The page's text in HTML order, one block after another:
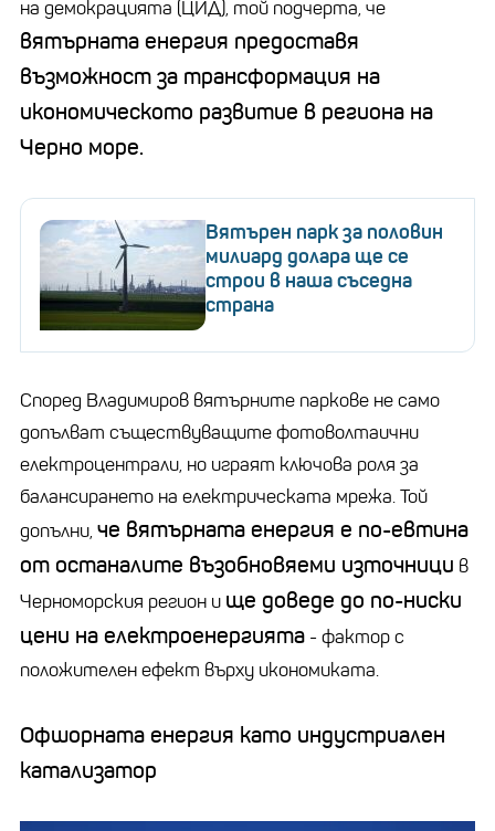
на демокрацията (ЦИД), той подчерта, че
вятърната енергия предоставя
възможност за трансформация на
икономическото развитие в региона на
Черно море.
Вятърен парк за половин
милиард долара ще се
строи в наша съседна
страна
Според Владимиров вятърните паркове не само
допълват съществуващите фотоволтаични
електроцентрали, но играят ключова роля за
балансирането на електрическата мрежа. Той
допълни, че вятърната енергия е по-евтина
от останалите възобновяеми източници в
Черноморския регион и ще доведе до по-ниски
цени на електроенергията - фактор с
положителен ефект върху икономиката.
Офшорната енергия като индустриален
катализатор